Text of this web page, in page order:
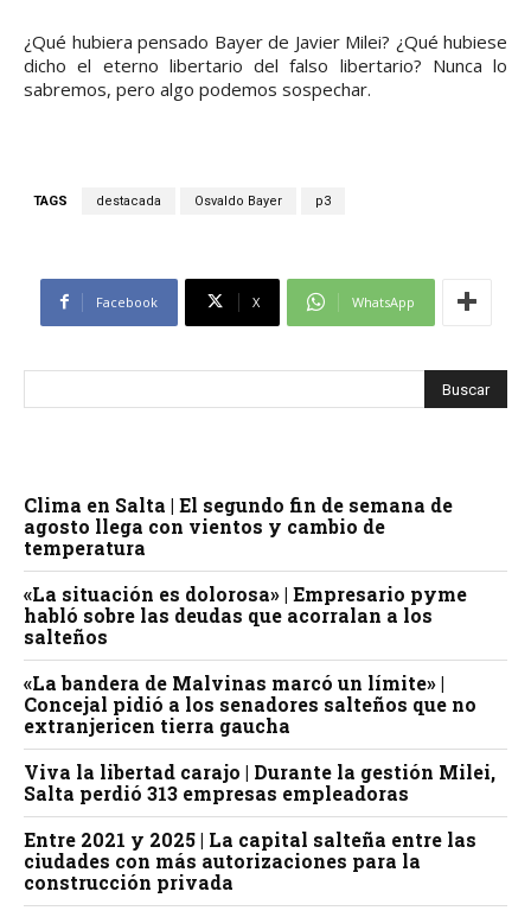
¿Qué hubiera pensado Bayer de Javier Milei? ¿Qué hubiese
dicho el eterno libertario del falso libertario? Nunca lo
sabremos, pero algo podemos sospechar.
TAGS destacada Osvaldo Bayer p3
Facebook X WhatsApp
Clima en Salta | El segundo fin de semana de
agosto llega con vientos y cambio de
temperatura
«La situación es dolorosa» | Empresario pyme
habló sobre las deudas que acorralan a los
salteños
«La bandera de Malvinas marcó un límite» |
Concejal pidió a los senadores salteños que no
extranjericen tierra gaucha
Viva la libertad carajo | Durante la gestión Milei,
Salta perdió 313 empresas empleadoras
Entre 2021 y 2025 | La capital salteña entre las
ciudades con más autorizaciones para la
construcción privada